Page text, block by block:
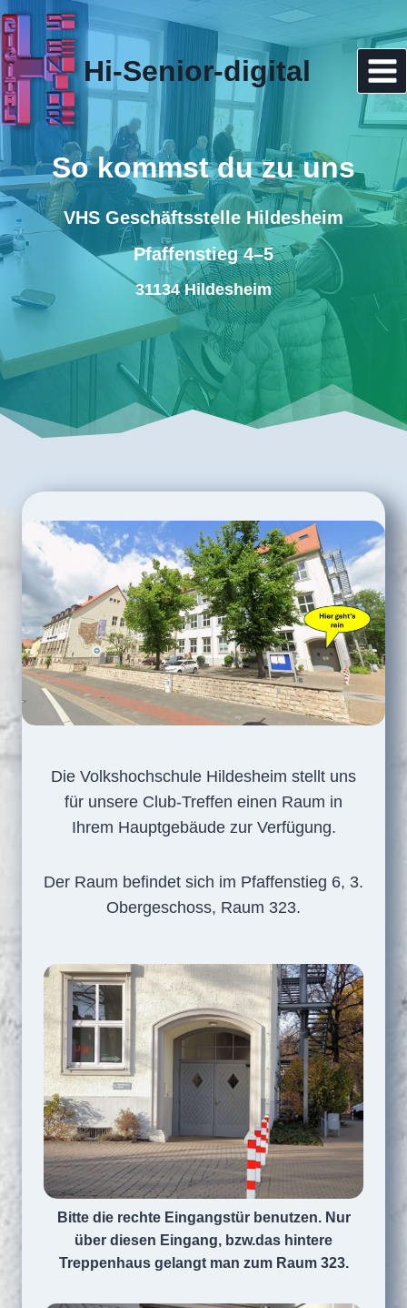
Zum
Inhalt
springen
Hi-Senior-digital
So kommst du zu uns
VHS Geschäftsstelle Hildesheim
Pfaffenstieg 4–5
31134 Hildesheim
Die Volkshochschule Hildesheim stellt uns
für unsere Club-Treffen einen Raum in
Ihrem Hauptgebäude zur Verfügung.
Der Raum befindet sich im Pfaffenstieg 6, 3.
Obergeschoss, Raum 323.
Bitte die rechte Eingangstür benutzen. Nur
über diesen Eingang, bzw.das hintere
Treppenhaus gelangt man zum Raum 323.